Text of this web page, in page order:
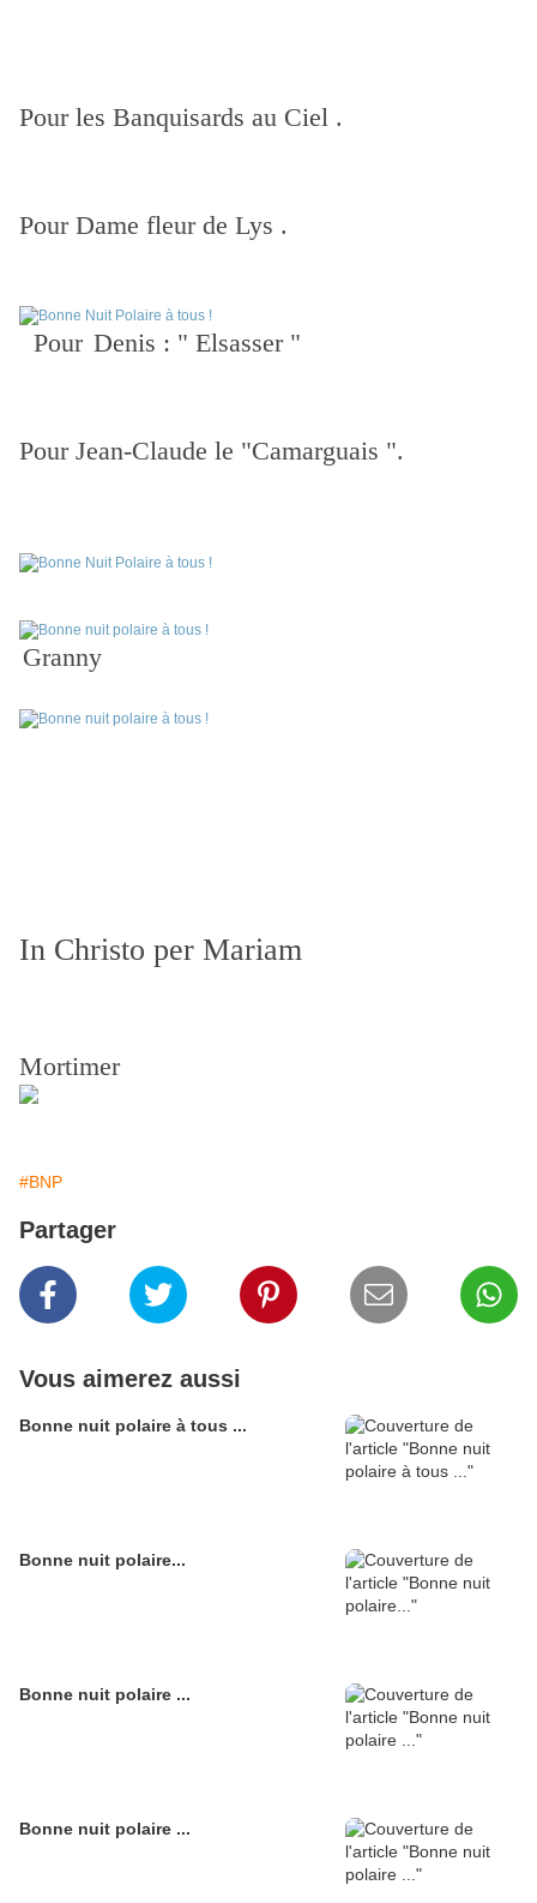
Pour les Banquisards au Ciel .
Pour Dame fleur de Lys .
Pour Denis : " Elsasser "
Pour Jean-Claude le "Camarguais ".
Granny
In Christo per Mariam
Mortimer
#BNP
Partager
Vous aimerez aussi
Bonne nuit polaire à tous ...
Bonne nuit polaire...
Bonne nuit polaire ...
Bonne nuit polaire ...